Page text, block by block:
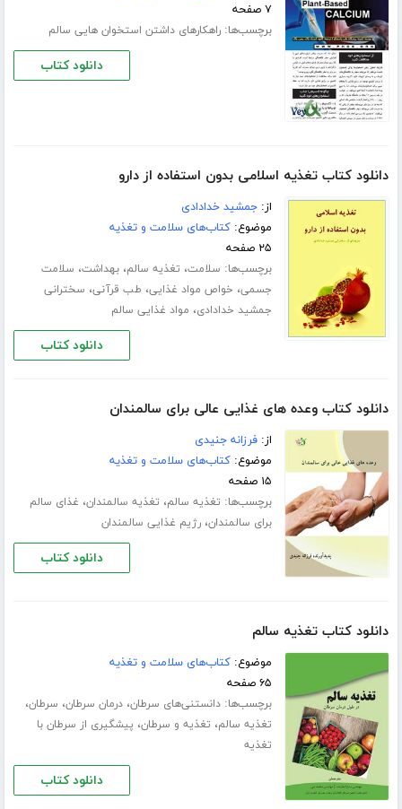
۷ صفحه
برچسب‌ها:راهکارهای داشتن استخوان هایی سالم
دانلود کتاب
دانلود کتاب تغذیه اسلامی بدون استفاده از دارو
از:جمشید خدادادی
موضوع:کتاب‌های سلامت و تغذیه
۲۵ صفحه
برچسب‌ها: سلامت، تغذیه سالم،بهداشت، سلامت
جسمی، خواص مواد غذایی، طب قرآنی، سخترانی
جمشید خدادادی، مواد غذایی سالم
دانلود کتاب
دانلود کتاب وعده های غذایی عالی برای سالمندان
از:فرزانه جنیدی
موضوع:کتاب‌های سلامت و تغذیه
۱۵ صفحه
برچسب‌ها: تغذیه سالم، تغذیه سالمندان، غذای سالم
برای سالمندان،رژیم غذایی سالمندان
دانلود کتاب
دانلود کتاب تغذیه سالم
موضوع:کتاب‌های سلامت و تغذیه
۶۵ صفحه
برچسب‌ها:دانستنی‌های سرطان،درمان سرطان، سرطان،
تغذیه سالم، تغذیه و سرطان، پیشگیری از سرطان با
تغذیه
دانلود کتاب